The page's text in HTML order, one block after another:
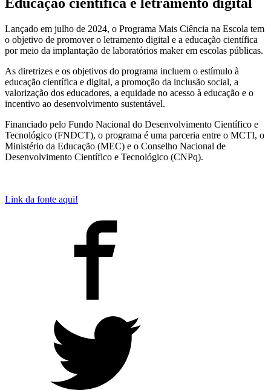
Lançado em julho de 2024, o Programa Mais Ciência na Escola tem
o objetivo de promover o letramento digital e a educação científica
por meio da implantação de laboratórios maker em escolas públicas.
As diretrizes e os objetivos do programa incluem o estímulo à
educação científica e digital, a promoção da inclusão social, a
valorização dos educadores, a equidade no acesso à educação e o
incentivo ao desenvolvimento sustentável.
Financiado pelo Fundo Nacional do Desenvolvimento Científico e
Tecnológico (FNDCT), o programa é uma parceria entre o MCTI, o
Ministério da Educação (MEC) e o Conselho Nacional de
Desenvolvimento Científico e Tecnológico (CNPq).
Link da fonte aqui!